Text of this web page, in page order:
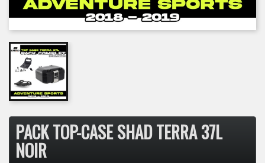
PACK TOP-CASE SHAD TERRA 37L
NOIR